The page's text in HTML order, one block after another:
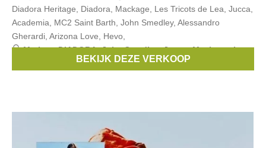
Diadora Heritage, Diadora, Mackage, Les Tricots de Lea, Jucca,
Academia, MC2 Saint Barth, John Smedley, Alessandro
Gherardi, Arizona Love, Hevo,
Merken:DIADORA,John Smedley,Jucca,Mackage,Les
, ...BEKIJK DEZE VERKOOP